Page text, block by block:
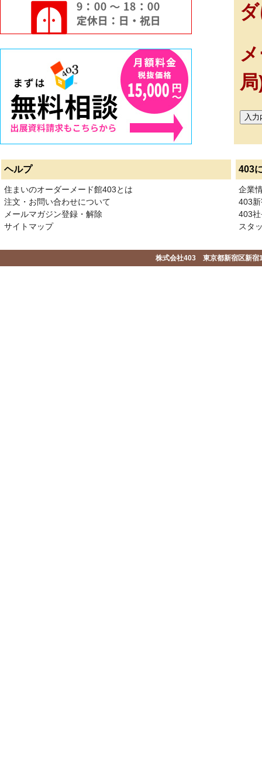
ヘルプ 403
住まいのオーダーメード館403とは
注文・お問い合わせについて
メールマガジン登録・解除
サイトマップ
企業
403
403
スタ
株式会社403 東京都新宿区新